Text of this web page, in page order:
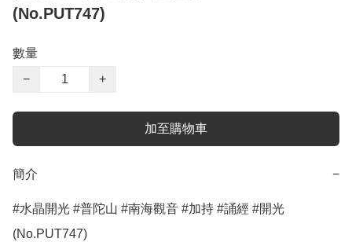
(No.PUT747)
數量
−
+
加至購物車
簡介 −
#水晶開光 #普陀山 #南海觀音 #加持 #誦經 #開光
(No.PUT747)